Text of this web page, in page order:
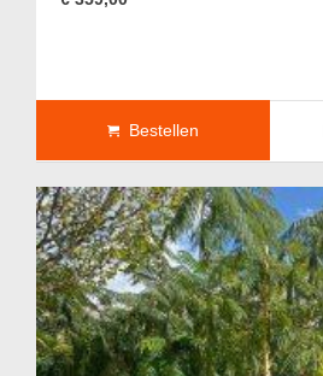
Bestellen